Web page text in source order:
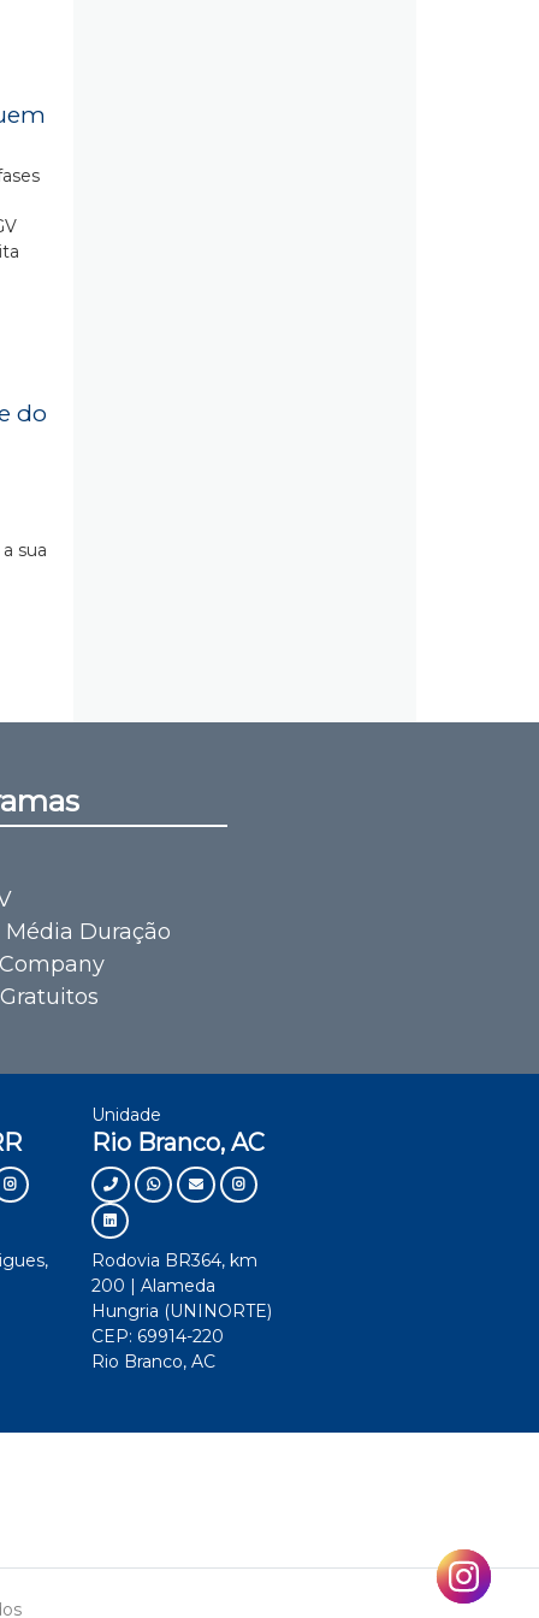
do
sua
Média Duração
Unidade
Rio Branco, AC
Rodovia BR364, km
200 | Alameda
Hungria (UNINORTE)
CEP: 69914-220
Rio Branco, AC
RO
AC
AM
RR